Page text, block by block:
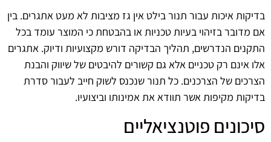
בדיקות איכות עבור תנור בילט אין גז מציבות לא מעט אתגרים. בין
אם מדובר בזיהוי בעיות טכניות או בהבטחת כי המוצר עומד בכל
התקנים הנדרשים, תהליך הבדיקה דורש מקצועיות ודיוק. אתגרים
אלו אינם רק טכניים אלא גם קשורים להיבטים של שיווק והבנת
הצרכים של הצרכנים. כל תנור שנכנס לשוק חייב לעבור סדרת
בדיקות מקיפות אשר תוודא את אמינותו וביצועיו.
סיכונים פוטנציאליים